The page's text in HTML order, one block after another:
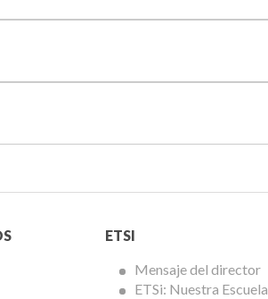
Menú
ETSi
ETSI
Mensaje del director
ETSi: Nuestra Escuela